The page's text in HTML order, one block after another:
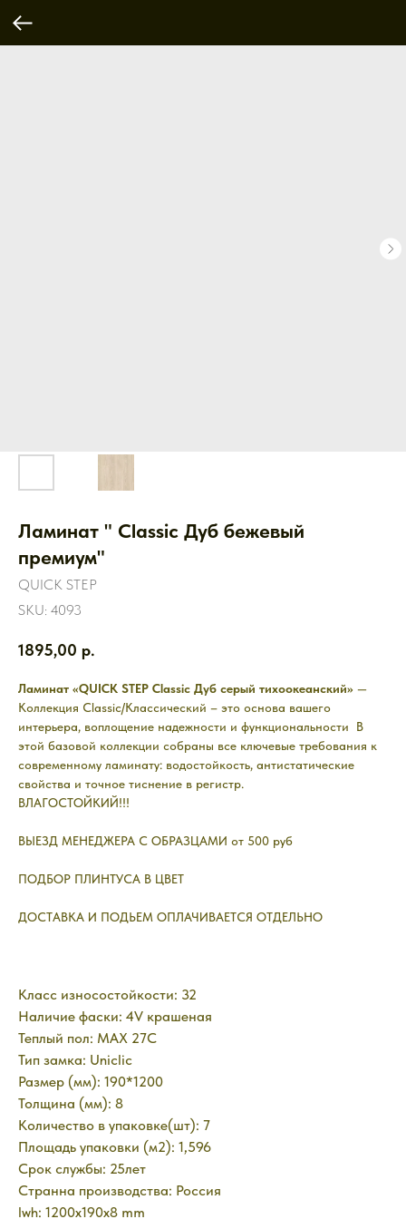
Ламинат " Classic Дуб бежевый
премиум"
QUICK STEP
SKU: 4093
1895,00 р.
Ламинат «QUICK STEP Classic Дуб серый тихоокеанский» —
Коллекция Classic/Классический – это основа вашего
интерьера, воплощение надежности и функциональности В
этой базовой коллекции собраны все ключевые требования к
современному ламинату: водостойкость, антистатические
свойства и точное тиснение в регистр.
ВЛАГОСТОЙКИЙ!!!
ВЫЕЗД МЕНЕДЖЕРА С ОБРАЗЦАМИ от 500 руб
ПОДБОР ПЛИНТУСА В ЦВЕТ
ДОСТАВКА И ПОДЬЕМ ОПЛАЧИВАЕТСЯ ОТДЕЛЬНО
Класс износостойкости: 32
Наличие фаски: 4V крашеная
Теплый пол: MAX 27C
Тип замка: Uniclic
Размер (мм): 190*1200
Толщина (мм): 8
Количество в упаковке(шт): 7
Площадь упаковки (м2): 1,596
Срок службы: 25лет
Странна производства: Россия
lwh: 1200x190x8 mm